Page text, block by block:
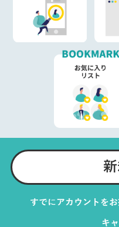
すでにアカウントを
キ